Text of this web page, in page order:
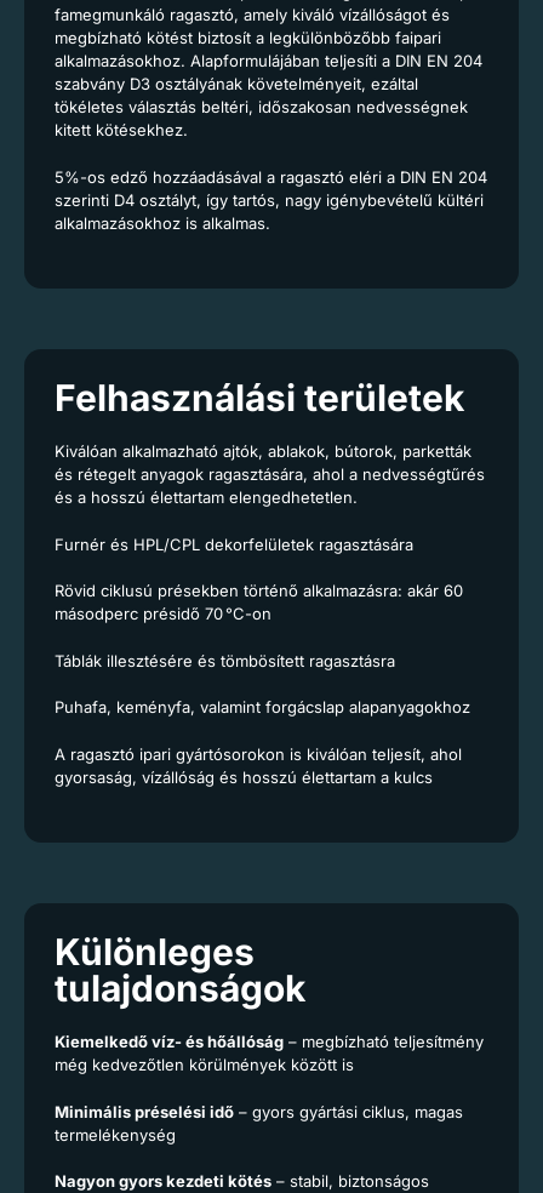
famegmunkáló ragasztó, amely kiváló vízállóságot és
megbízható kötést biztosít a legkülönbözőbb faipari
alkalmazásokhoz. Alapformulájában teljesíti a DIN EN 204
szabvány D3 osztályának követelményeit, ezáltal
tökéletes választás beltéri, időszakosan nedvességnek
kitett kötésekhez.
5%-os edző hozzáadásával a ragasztó eléri a DIN EN 204
szerinti D4 osztályt, így tartós, nagy igénybevételű kültéri
alkalmazásokhoz is alkalmas.
Felhasználási területek
Kiválóan alkalmazható ajtók, ablakok, bútorok, parketták
és rétegelt anyagok ragasztására, ahol a nedvességtűrés
és a hosszú élettartam elengedhetetlen.
Furnér és HPL/CPL dekorfelületek ragasztására
Rövid ciklusú présekben történő alkalmazásra: akár 60
másodperc présidő 70 °C-on
Táblák illesztésére és tömbösített ragasztásra
Puhafa, keményfa, valamint forgácslap alapanyagokhoz
A ragasztó ipari gyártósorokon is kiválóan teljesít, ahol
gyorsaság, vízállóság és hosszú élettartam a kulcs
Különleges
tulajdonságok
Kiemelkedő víz- és hőállóság – megbízható teljesítmény
még kedvezőtlen körülmények között is
Minimális préselési idő – gyors gyártási ciklus, magas
termelékenység
Nagyon gyors kezdeti kötés – stabil, biztonságos